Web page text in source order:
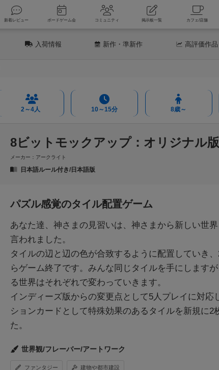
検索 新着レビュー ボードゲーム会 コミュニティ 掲示板一覧
入荷情報 新作 ・準新作 高評価作品
2～4人 10～15分 8歳～
8ビットモックアップ：オリジナル版
メーカー：アークライト
日本語ルール付き/日本語版
パズル感覚のタイル配置ゲーム
あなた達、神さまの見習いは、神さまから新しい世
言われました。
タイルの辺と辺の色が合致するように配置していき
らゲーム終了です。みんな同じタイルを手にします
る世界はそれぞれで変わっていきます。
インディーズ版からの変更点として5人プレイに対応
ションカードとして特殊効果のあるタイルを新規に2
た。
世界観/フレーバー/アートワーク
ファンタジー 建物や都市建設